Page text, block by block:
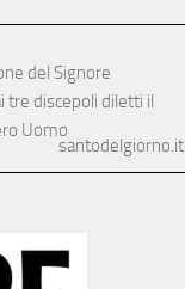
del Signore
tre discepoli diletti il
Uomo
santodelgiorno.it